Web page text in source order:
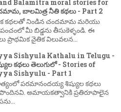
Balamitra moral stories for
బాలమిత్ర నీతి కథలు - Part 2
కథలతో నిండిన చందమామ మరియు
మీ బిడ్డను తీసుకెళ్ళండి. ఈ
ప్రాథమిక నైతిక విలువలన...
Sishyula Kathalu in Telugu -
కథలు తెలుగులో - Stories of
Sishyulu - Part 1
పరమానందయ్య శిష్యుల కథలు
పొందినవి. అమాయకత్వానికి ప్రతిరూపాలైన